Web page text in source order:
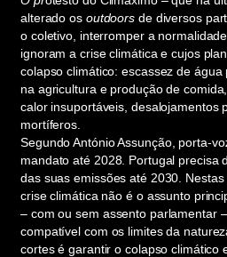
alterado os outdoors de diversos
o coletivo, interromper a
ignoram a crise climática e cujos
colapso climático: escassez de
na agricultura e produção de
calor insuportáveis, desalojamentos
mortíferos.
Segundo António Assunção, porta-
mandato até 2028. Portugal precisa
das suas emissões até 2030.
crise climática não é o assunto
– com ou sem assento parlamentar
compatível com os limites da
cortes é garantir o colapso climático